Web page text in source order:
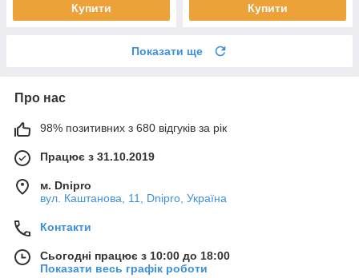
Купити Купити
Показати ще
Про нас
98% позитивних з 680 відгуків за рік
Працює з 31.10.2019
м. Dnipro
вул. Каштанова, 11, Dnipro, Україна
Контакти
Сьогодні працює з 10:00 до 18:00
Показати весь графік роботи